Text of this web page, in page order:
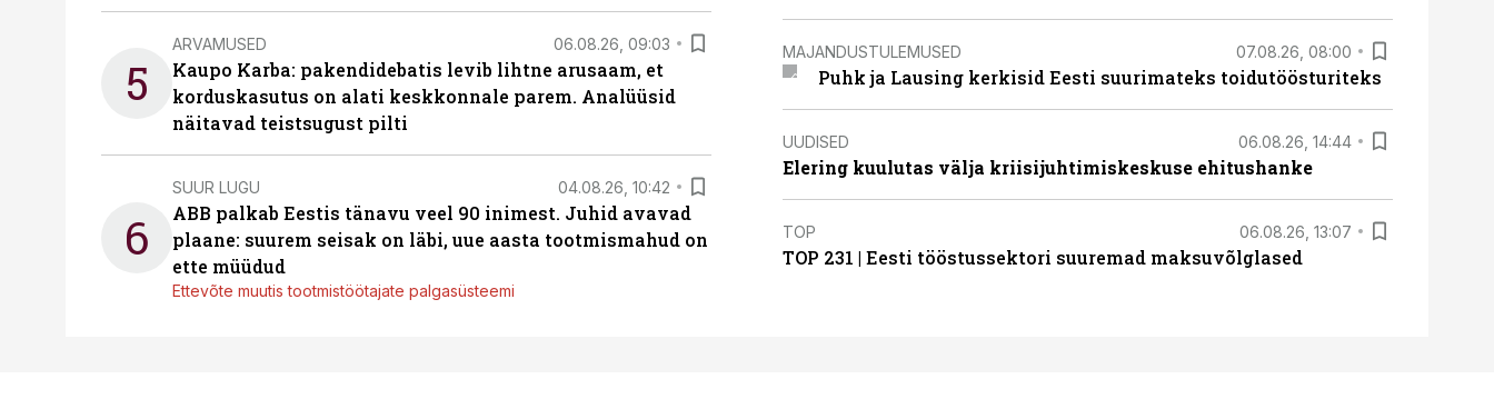
5
ARVAMUSED 06.08.26, 09:03
Kaupo Karba: pakendidebatis levib lihtne arusaam, et
korduskasutus on alati keskkonnale parem. Analüüsid
näitavad teistsugust pilti
6
SUUR LUGU 04.08.26, 10:42
ABB palkab Eestis tänavu veel 90 inimest. Juhid avavad
plaane: suurem seisak on läbi, uue aasta tootmismahud on
ette müüdud
Ettevõte muutis tootmistöötajate palgasüsteemi
MAJANDUSTULEMUSED 07.08.26, 08:00
Puhk ja Lausing kerkisid Eesti suurimateks toidutöösturiteks
UUDISED 06.08.26, 14:44
Elering kuulutas välja kriisijuhtimiskeskuse ehitushanke
TOP 06.08.26, 13:07
TOP 231 | Eesti tööstussektori suuremad maksuvõlglased